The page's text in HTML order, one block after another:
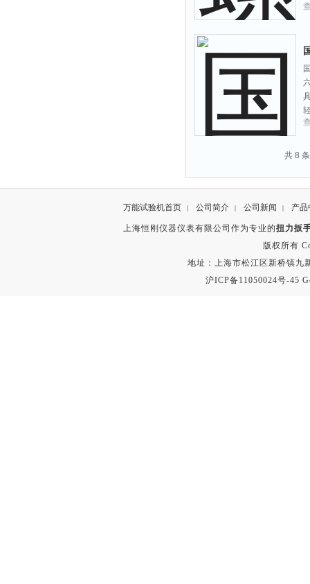
共 8
万能试验机首页 | 公司简介 | 公司新闻 | 产品
上海恒刚仪器仪表有限公司作为专业的扭力扳
版权所有
地址：上海市松江区新桥镇九
沪ICP备11050024号-45